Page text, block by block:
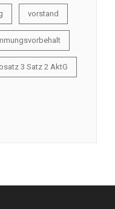
vorstand
3 Satz 2 AktG